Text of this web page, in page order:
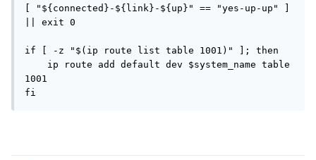
[ "${connected}-${link}-${up}" == "yes-up-up" ]
|| exit 0
if [ -z "$(ip route list table 1001)" ]; then
1001
fi